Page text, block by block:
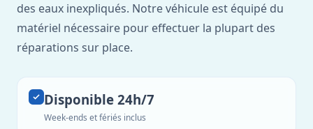
des eaux inexpliqués. Notre véhicule est équipé du
matériel nécessaire pour effectuer la plupart des
réparations sur place.
Disponible 24h/7
Week-ends et fériés inclus